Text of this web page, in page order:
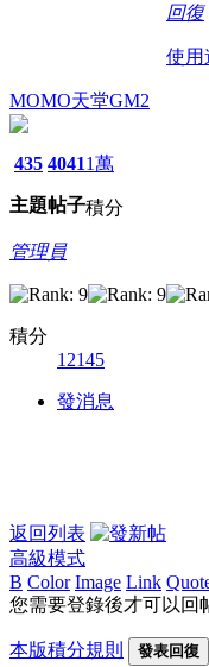
回復
使用
MOMO天堂GM2
435
主題
4041
帖子
1萬
積分
管理員
積分
12145
發消息
返回列表
高級模式
B Color Image Link
您需要登錄後才可以回
本版積分規則 發表回復